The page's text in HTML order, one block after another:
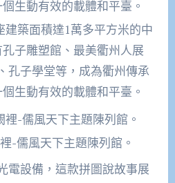
築面積達1萬多平方米的中
子雕塑館、最美衢州人展
孔子學堂等，成為衢州傳承
生動有效的載體和平臺。
-儒風天下主題陳列館。